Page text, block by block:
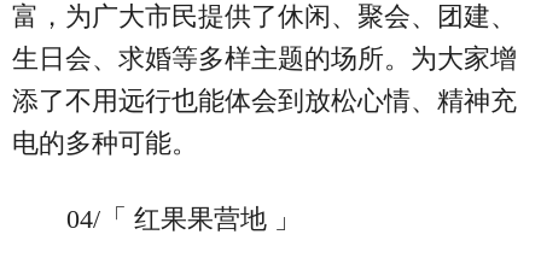
富，为广大市民提供了休闲、聚会、团建、
生日会、求婚等多样主题的场所。为大家增
添了不用远行也能体会到放松心情、精神充
电的多种可能。
04/「 红果果营地 」